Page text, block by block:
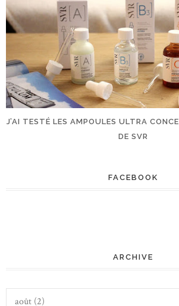
J’AI TESTÉ LES AMPOULES ULTRA
DE SVR
FACEBOOK
ARCHIVE